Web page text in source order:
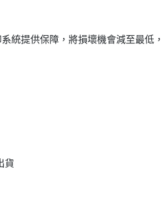
統提供保障，將損壞機會減至最
貨